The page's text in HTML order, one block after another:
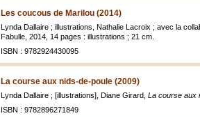
Les coucous de Marilou (2014)
Lynda Dallaire ; illustrations, Nathalie Lacroix ; avec la
Fabulle, 2014, 14 pages : illustrations ; 21 cm.
ISBN : 9782924430095
La course aux nids-de-poule (2009)
Lynda Dallaire ; [illustrations], Diane Girard, La course aux
ISBN : 9782896271849